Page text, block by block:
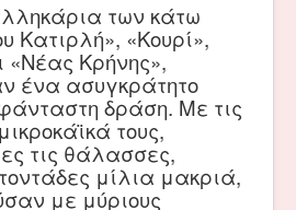
των κάτω
Κατιρλή», «Κουρί»,
«Νέας Κρήνης»,
ένα ασυγκράτητο
δράση. Με τις
τους,
τις θάλασσες,
μίλια μακριά,
με μύριους